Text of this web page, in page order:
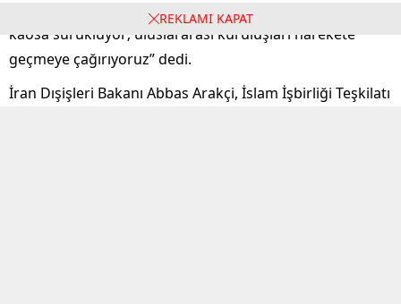
“ABD’nin nükleer tesise saldırısı kabul edilemez, tehlikeli
kaosa sürüklüyor; uluslararası kuruluşları harekete
geçmeye çağırıyoruz” dedi.
İran Dışişleri Bakanı Abbas Arakçi, İslam İşbirliği Teşkilatı
REKLAMI KAPAT